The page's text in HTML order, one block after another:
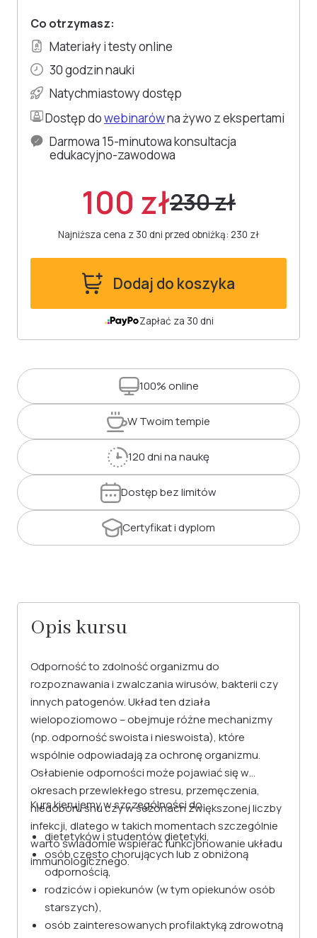
Co otrzymasz:
Materiały i testy online
30 godzin nauki
Natychmiastowy dostęp
Dostęp dowebinarówna żywo z ekspertami
Darmowa 15-minutowa konsultacja
edukacyjno-zawodowa
100 zł230 zł
Najniższa cena z 30 dni przed obniżką: 230 zł
Dodaj do koszyka
Zapłać za 30 dni
100%online
W Twoimtempie
120 dnina naukę
Dostępbez limitów
Certyfikati dyplom
Opis kursu
Odporność to zdolność organizmu do
rozpoznawania i zwalczania wirusów, bakterii czy
innych patogenów. Układ ten działa
wielopoziomowo – obejmuje różne mechanizmy
(np. odporność swoista i nieswoista), które
wspólnie odpowiadają za ochronę organizmu.
Osłabienie odporności może pojawiać się w
okresach przewlekłego stresu, przemęczenia,
niedoboru snu czy w sezonach zwiększonej liczby
infekcji, dlatego w takich momentach szczególnie
warto świadomie wspierać funkcjonowanie układu
immunologicznego.
Kurs kierujemy w szczególności do:
dietetyków i studentów dietetyki,
osób często chorujących lub z obniżoną
odpornością,
rodziców i opiekunów (w tym opiekunów osób
starszych),
osób zainteresowanych profilaktyką zdrowotną